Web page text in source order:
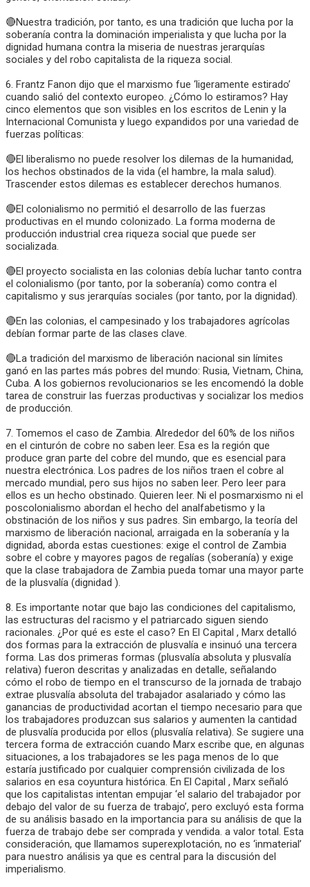
🔴Nuestra tradición, por tanto, es una tradición que lucha por la
soberanía contra la dominación imperialista y que lucha por la
dignidad humana contra la miseria de nuestras jerarquías
sociales y del robo capitalista de la riqueza social.
6. Frantz Fanon dijo que el marxismo fue ‘ligeramente estirado’
cuando salió del contexto europeo. ¿Cómo lo estiramos? Hay
cinco elementos que son visibles en los escritos de Lenin y la
Internacional Comunista y luego expandidos por una variedad de
fuerzas políticas:
🔴El liberalismo no puede resolver los dilemas de la humanidad,
los hechos obstinados de la vida (el hambre, la mala salud).
Trascender estos dilemas es establecer derechos humanos.
🔴El colonialismo no permitió el desarrollo de las fuerzas
productivas en el mundo colonizado. La forma moderna de
producción industrial crea riqueza social que puede ser
socializada.
🔴El proyecto socialista en las colonias debía luchar tanto contra
el colonialismo (por tanto, por la soberanía) como contra el
capitalismo y sus jerarquías sociales (por tanto, por la dignidad).
🔴En las colonias, el campesinado y los trabajadores agrícolas
debían formar parte de las clases clave.
🔴La tradición del marxismo de liberación nacional sin límites
ganó en las partes más pobres del mundo: Rusia, Vietnam, China,
Cuba. A los gobiernos revolucionarios se les encomendó la doble
tarea de construir las fuerzas productivas y socializar los medios
de producción.
7. Tomemos el caso de Zambia. Alrededor del 60% de los niños
en el cinturón de cobre no saben leer. Esa es la región que
produce gran parte del cobre del mundo, que es esencial para
nuestra electrónica. Los padres de los niños traen el cobre al
mercado mundial, pero sus hijos no saben leer. Pero leer para
ellos es un hecho obstinado. Quieren leer. Ni el posmarxismo ni el
poscolonialismo abordan el hecho del analfabetismo y la
obstinación de los niños y sus padres. Sin embargo, la teoría del
marxismo de liberación nacional, arraigada en la soberanía y la
dignidad, aborda estas cuestiones: exige el control de Zambia
sobre el cobre y mayores pagos de regalías (soberanía) y exige
que la clase trabajadora de Zambia pueda tomar una mayor parte
de la plusvalía (dignidad ).
8. Es importante notar que bajo las condiciones del capitalismo,
las estructuras del racismo y el patriarcado siguen siendo
racionales. ¿Por qué es este el caso? En El Capital , Marx detalló
dos formas para la extracción de plusvalía e insinuó una tercera
forma. Las dos primeras formas (plusvalía absoluta y plusvalía
relativa) fueron descritas y analizadas en detalle, señalando
cómo el robo de tiempo en el transcurso de la jornada de trabajo
extrae plusvalía absoluta del trabajador asalariado y cómo las
ganancias de productividad acortan el tiempo necesario para que
los trabajadores produzcan sus salarios y aumenten la cantidad
de plusvalía producida por ellos (plusvalía relativa). Se sugiere una
tercera forma de extracción cuando Marx escribe que, en algunas
situaciones, a los trabajadores se les paga menos de lo que
estaría justificado por cualquier comprensión civilizada de los
salarios en esa coyuntura histórica. En El Capital , Marx señaló
que los capitalistas intentan empujar ‘el salario del trabajador por
debajo del valor de su fuerza de trabajo’, pero excluyó esta forma
de su análisis basado en la importancia para su análisis de que la
fuerza de trabajo debe ser comprada y vendida. a valor total. Esta
consideración, que llamamos superexplotación, no es ‘inmaterial’
para nuestro análisis ya que es central para la discusión del
imperialismo.